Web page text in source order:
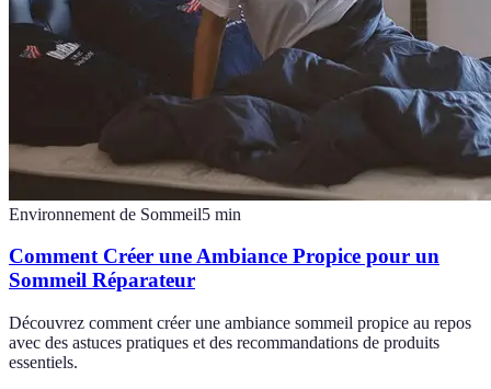
Environnement de Sommeil5 min
Comment Créer une Ambiance Propice pour un
Sommeil Réparateur
Découvrez comment créer une ambiance sommeil propice au repos
avec des astuces pratiques et des recommandations de produits
essentiels.